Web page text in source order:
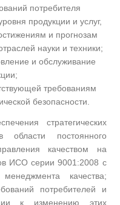
потребителя
продукции и услуг,
и прогнозам
науки и техники;
и обслуживание
требованиям
безопасности.
стратегических
области постоянного
качеством на
ИСО серии 9001:2008 с
качества;
потребителей и
к изменению этих